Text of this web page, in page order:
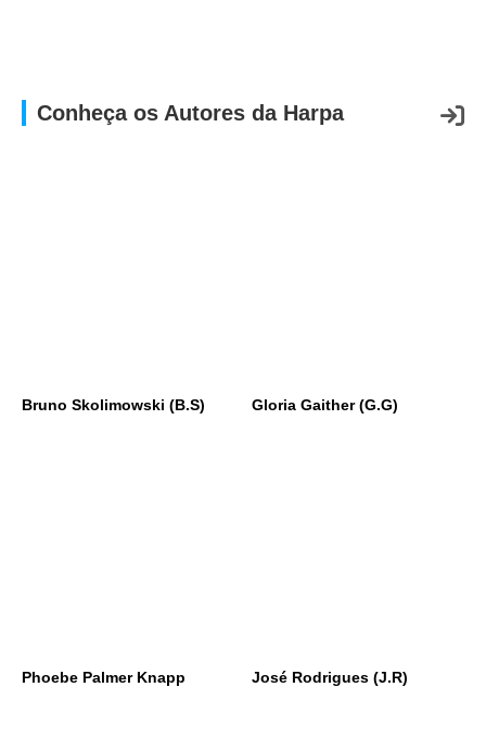
Conheça os Autores da Harpa
Bruno Skolimowski (B.S) Gloria Gaither (G.G)
Phoebe Palmer Knapp José Rodrigues (J.R)